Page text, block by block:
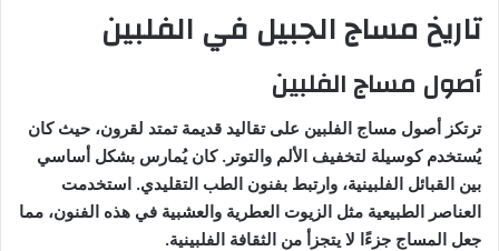
تاريخ مساج الجبيل في الفلبين
أصول مساج الفلبين
ترتكز أصول مساج الفلبين على تقاليد قديمة تمتد لقرون، حيث كان
يُستخدم كوسيلة لتخفيف الألم والتوتر. كان يُمارس بشكل أساسي
بين القبائل الفلبينية، وارتبط بفنون الطب التقليدي. استخدمت
العناصر الطبيعية مثل الزيوت العطرية والعشبية في هذه الفنون، مما
جعل المساج جزءًا لا يتجزأ من الثقافة الفلبينية.